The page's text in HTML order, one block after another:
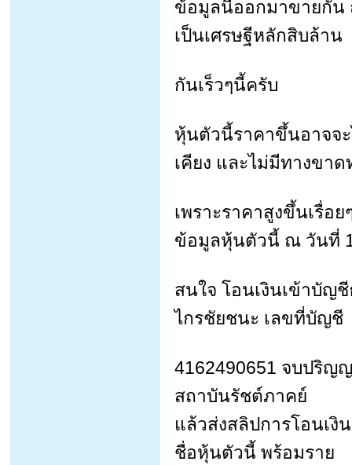
ข้อมูลนี้ออกมาขายกัน
เป็นเศรษฐีหลักสิบล้าน
กันเร็วๆนี้ครับ
หุ้นตัวนี้ราคาขึ้นอาจจะ
เคียง และไม่มีทางขา
เพราะราคาสูงขึ้นเรื่อย
ข้อมูลหุ้นตัวนี้ ณ วันที่
สนใจ โอนเงินเข้าบัญ
ไกรชัยชนะ เลขที่บัญชี
4162490651 จบปริญ
สถาบันรัชต์ภาคย์
แล้วส่งสลิปการโอนเงิ
ชื่อหุ้นตัวนี้ พร้อมราย